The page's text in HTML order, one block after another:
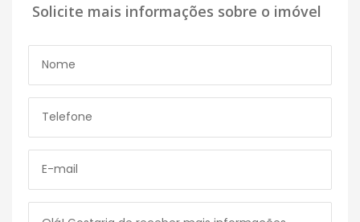
Solicite mais informações sobre o imóvel